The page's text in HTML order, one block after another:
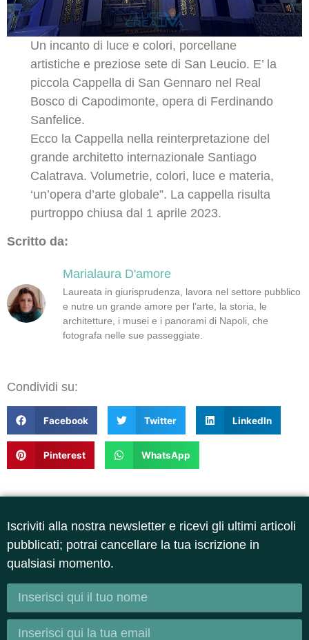
Un incanto di luce e colori, porcellane
artistiche e preziose sete di San Leucio. E’ la
piccola Cappella di San Gennaro nel Real
Bosco di Capodimonte, opera di Ferdinando
Sanfelice.
Ecco la Cappella nella reinterpretazione del
grande architetto internazionale Santiago
Calatrava. Volumetrie, colori, luce e materia,
‘un’opera d’arte globale”. La cappella risulta
purtroppo chiusa dal 1 aprile 2023.
Scritto da:
Marialaura D'amore
Laureata in giurisprudenza, lavora nel settore pubblico
e nutre un grande amore per l’arte, la storia, le
architetture, i musei e i panorami di Napoli, che
fotografa nelle sue passeggiate.
Condividi su:
Facebook Twitter LinkedIn
Pinterest WhatsApp
Iscriviti alla nostra newsletter e ricevi gli ultimi articoli
pubblicati; potrai cancellare la tua iscrizione in
qualsiasi momento.